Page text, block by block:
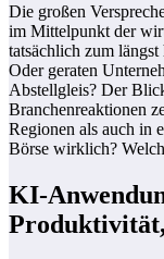
Die großen
im Mittelpunkt der
tatsächlich zum
Oder geraten
Abstellgleis? Der
Branchenreaktionen
Regionen als auch in
Börse wirklich?
KI-